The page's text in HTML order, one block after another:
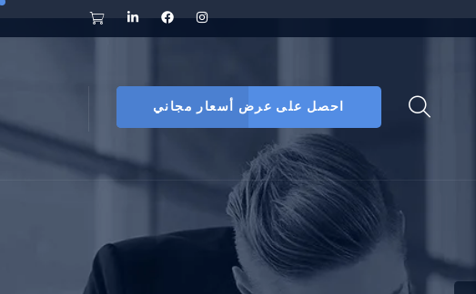
احصل على عرض أسعار مجاني